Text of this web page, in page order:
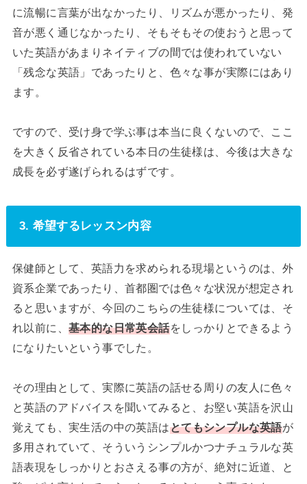
に流暢に言葉が出なかったり、リズムが悪かったり、発
音が悪く通じなかったり、そもそもその使おうと思って
いた英語があまりネイティブの間では使われていない
「残念な英語」であったりと、色々な事が実際にはあり
ます。
ですので、受け身で学ぶ事は本当に良くないので、ここ
を大きく反省されている本日の生徒様は、今後は大きな
成長を必ず遂げられるはずです。
3. 希望するレッスン内容
保健師として、英語力を求められる現場というのは、外
資系企業であったり、首都圏では色々な状況が想定され
ると思いますが、今回のこちらの生徒様については、そ
れ以前に、 基本的な日常英会話をしっかりとできるよう
になりたいという事でした。
その理由として、実際に英語の話せる周りの友人に色々
と英語のアドバイスを聞いてみると、お堅い英語を沢山
覚えても、実生活の中の英語はとてもシンプルな英語が
多用されていて、そういうシンプルかつナチュラルな英
語表現をしっかりとおさえる事の方が、絶対に近道、と